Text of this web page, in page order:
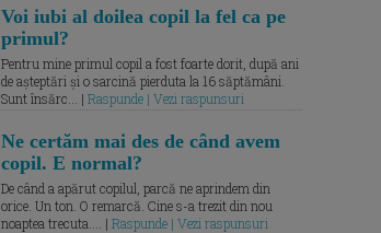
Voi iubi al doilea copil la fel ca pe
primul?
Pentru mine primul copil a fost foarte dorit, după ani
de așteptări și o sarcină pierduta la 16 săptămâni.
Sunt însărc... | Raspunde | Vezi raspunsuri
Ne certăm mai des de când avem
copil. E normal?
De când a apărut copilul, parcă ne aprindem din
orice. Un ton. O remarcă. Cine s-a trezit din nou
noaptea trecuta.... | Raspunde | Vezi raspunsuri